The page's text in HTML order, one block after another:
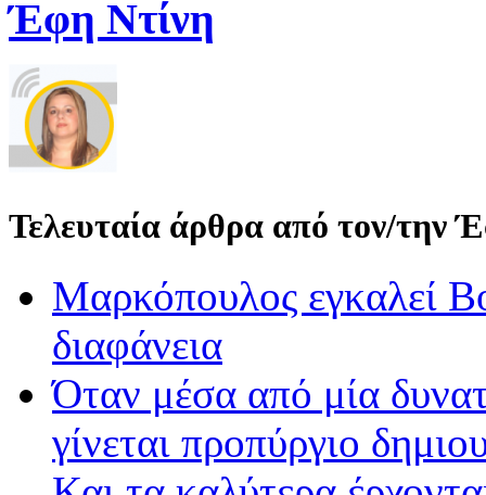
Έφη Ντίνη
Τελευταία άρθρα από τον/την
Μαρκόπουλος εγκαλεί
διαφάνεια
Όταν μέσα από μία
γίνεται προπύργιο